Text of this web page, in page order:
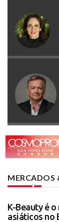
MERCADOS
K-Beauty é
asiáticos no